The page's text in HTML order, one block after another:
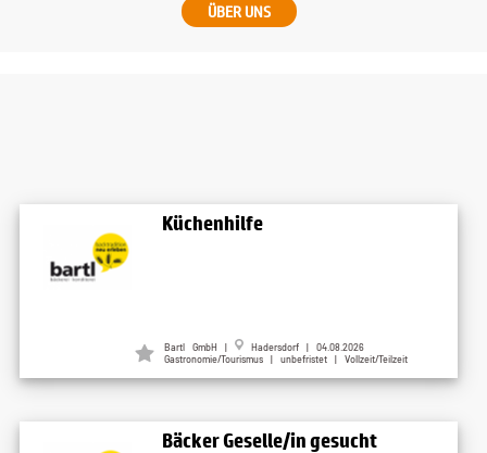
ÜBER UNS
Küchenhilfe
Bartl GmbH |
Hadersdorf | 04.08.2026
Gastronomie/Tourismus | unbefristet | Vollzeit/Teilzeit
Bäcker Geselle/in gesucht